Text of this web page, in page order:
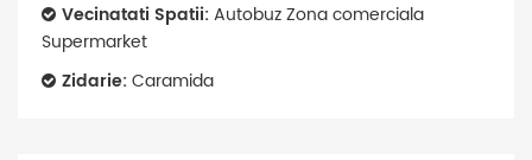
Vecinatati Spatii:Autobuz Zona comerciala
Supermarket
Zidarie:Caramida